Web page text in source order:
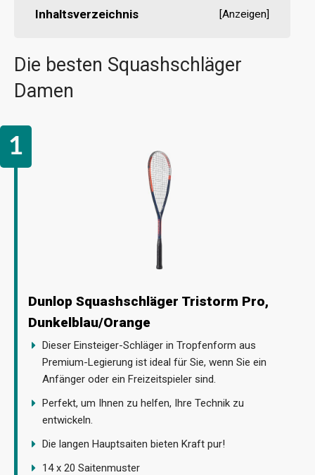
Inhaltsverzeichnis [Anzeigen]
Die besten Squashschläger
Damen
Dunlop Squashschläger Tristorm Pro,
Dunkelblau/Orange
Dieser Einsteiger-Schläger in Tropfenform aus
Premium-Legierung ist ideal für Sie, wenn Sie ein
Anfänger oder ein Freizeitspieler sind.
Perfekt, um Ihnen zu helfen, Ihre Technik zu
entwickeln.
Die langen Hauptsaiten bieten Kraft pur!
14 x 20 Saitenmuster